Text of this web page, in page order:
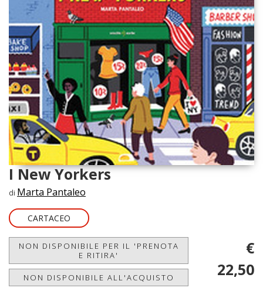
I New Yorkers
di Marta Pantaleo
CARTACEO
NON DISPONIBILE PER IL 'PRENOTA
E RITIRA'
NON DISPONIBILE ALL'ACQUISTO
€
22,50